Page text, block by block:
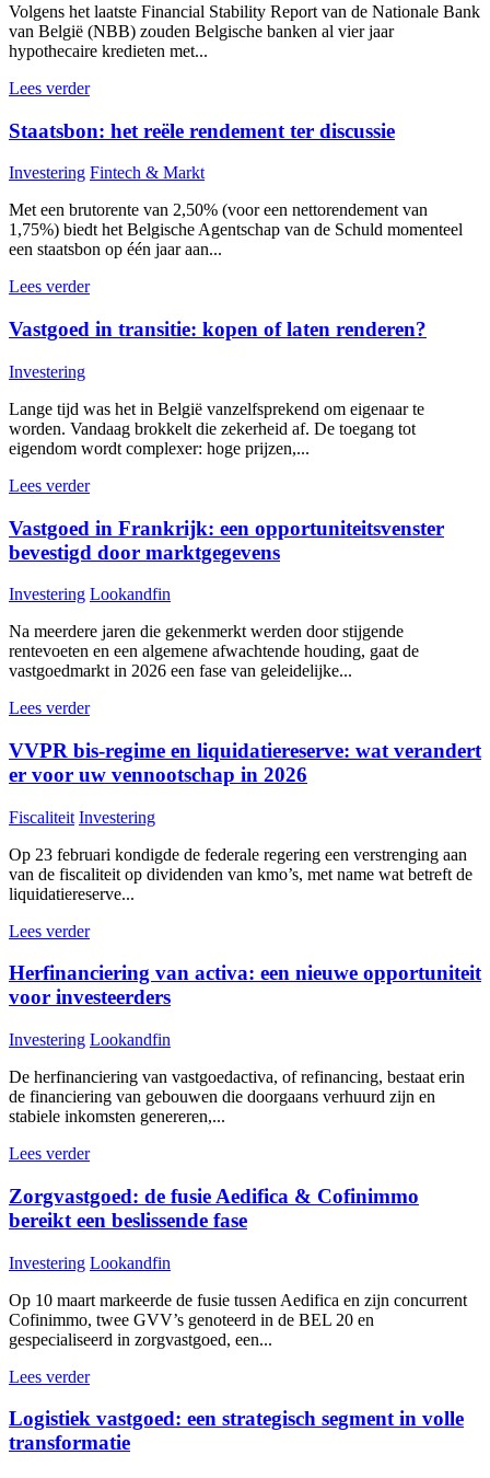
Volgens het laatste Financial Stability Report van de Nationale Bank
van België (NBB) zouden Belgische banken al vier jaar
hypothecaire kredieten met...
Lees verder
Staatsbon: het reële rendement ter discussie
Investering Fintech & Markt
Met een brutorente van 2,50% (voor een nettorendement van
1,75%) biedt het Belgische Agentschap van de Schuld momenteel
een staatsbon op één jaar aan...
Lees verder
Vastgoed in transitie: kopen of laten renderen?
Investering
Lange tijd was het in België vanzelfsprekend om eigenaar te
worden. Vandaag brokkelt die zekerheid af. De toegang tot
eigendom wordt complexer: hoge prijzen,...
Lees verder
Vastgoed in Frankrijk: een opportuniteitsvenster
bevestigd door marktgegevens
Investering Lookandfin
Na meerdere jaren die gekenmerkt werden door stijgende
rentevoeten en een algemene afwachtende houding, gaat de
vastgoedmarkt in 2026 een fase van geleidelijke...
Lees verder
VVPR bis-regime en liquidatiereserve: wat verandert
er voor uw vennootschap in 2026
Fiscaliteit Investering
Op 23 februari kondigde de federale regering een verstrenging aan
van de fiscaliteit op dividenden van kmo’s, met name wat betreft de
liquidatiereserve...
Lees verder
Herfinanciering van activa: een nieuwe opportuniteit
voor investeerders
Investering Lookandfin
De herfinanciering van vastgoedactiva, of refinancing, bestaat erin
de financiering van gebouwen die doorgaans verhuurd zijn en
stabiele inkomsten genereren,...
Lees verder
Zorgvastgoed: de fusie Aedifica & Cofinimmo
bereikt een beslissende fase
Investering Lookandfin
Op 10 maart markeerde de fusie tussen Aedifica en zijn concurrent
Cofinimmo, twee GVV’s genoteerd in de BEL 20 en
gespecialiseerd in zorgvastgoed, een...
Lees verder
Logistiek vastgoed: een strategisch segment in volle
transformatie